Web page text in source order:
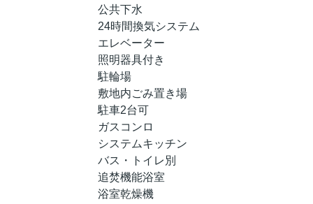
公共下水
24時間換気システム
エレベーター
照明器具付き
駐輪場
敷地内ごみ置き場
駐車2台可
ガスコンロ
システムキッチン
バス・トイレ別
追焚機能浴室
浴室乾燥機